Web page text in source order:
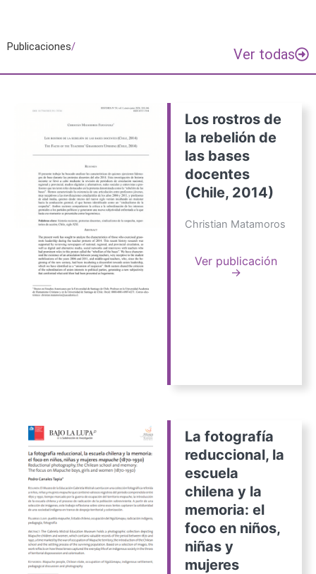
Publicaciones/ Ver todas
Los rostros de
la rebelión de
las bases
docentes
(Chile, 2014)
Christian Matamoros
Ver publicación
→
La fotografía
reduccional, la
escuela
chilena y la
memoria: el
foco en niños,
niñas y
mujeres